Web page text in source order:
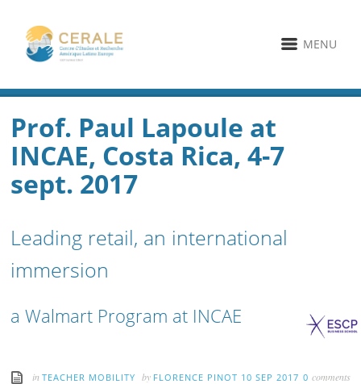
MENU
Prof. Paul Lapoule at
INCAE, Costa Rica, 4-7
sept. 2017
Leading retail, an international
immersion
a Walmart Program at INCAE
inTEACHER MOBILITY by FLORENCE PINOT 10 SEP 2017 0 comments